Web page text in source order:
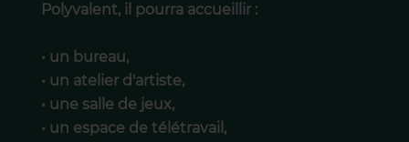
Polyvalent, il pourra accueillir :
• un bureau,
• un atelier d'artiste,
• une salle de jeux,
• un espace de télétravail,